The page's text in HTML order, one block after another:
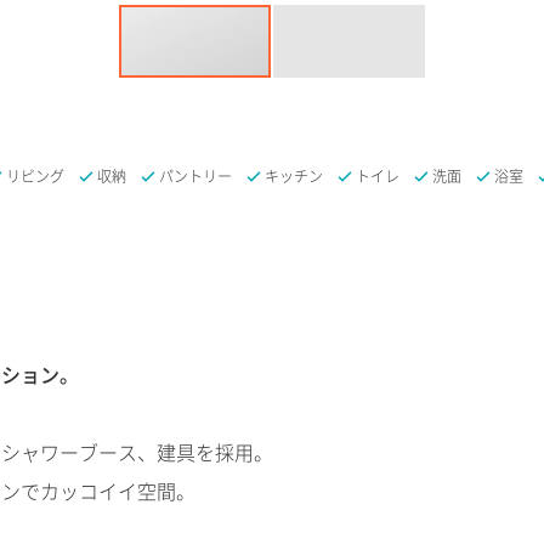
リビング 収納 パントリー キッチン トイレ 洗面 浴室
ョン。
ャワーブース、建具を採用。
でカッコイイ空間。